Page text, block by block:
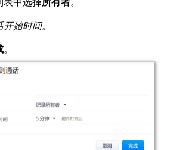
所有者
开始时间。
。